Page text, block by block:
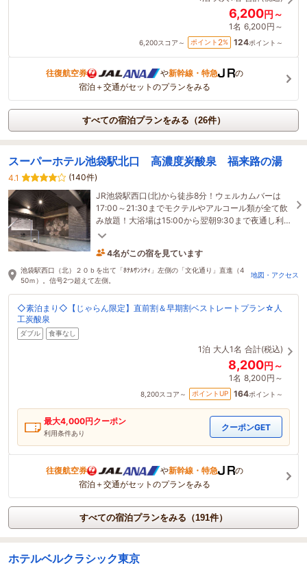
6,200円～
1名 6,200円～
6,200スコア～ ポイント 2% 124ポイント～
往復航空券 や新幹線・特急
の
宿泊＋交通がセットのプランをみる
すべての宿泊プランをみる（26件）
スーパーホテル池袋駅北口 高濃度炭酸泉 福来路の湯
4.1
(140件)
JR池袋駅西口(北)から徒歩8分！ウェルカムバーは
17:00～21:30までモクテルやアルコール類が全て飲
み放題！大浴場は15:00から翌朝9:30まで夜通し利用
可！
4名がこの宿を見ています
11分前に予約されました
池袋駅西口（北）２０ｂを出て「ﾎﾃﾙｻﾝｼﾃｨ」左側の「文化通り」直進（4
50ｍ）。信号2つ超えて左側。
地図・アクセス
◇素泊まり◇【じゃらん限定】直前割＆早期割ベストレートプラン☆人
工炭酸泉
ダブル 食事なし
1泊 大人1名 合計(税込)
8,200円～
1名 8,200円～
8,200スコア～ ポイントUP 164ポイント～
最大4,000円クーポン
利用条件あり
クーポンGET
往復航空券 や新幹線・特急
の
宿泊＋交通がセットのプランをみる
すべての宿泊プランをみる（191件）
ホテルベルクラシック東京